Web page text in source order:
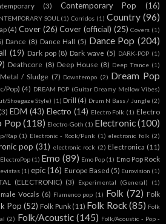
(3) Contemporary Pop
(16)
SOUL (1) Corridos (1) Country (96)
(4) Cover (26) Cover (official) (25) Covers (1)
Dance (8) Dance Hall (5) Dance Pop (204)
(19) Dark pop (8) Dark wave (5) DARK-POP (1)
Deathcore (8) Deep House (8) Deep Trance (1)
/ Sludge (7) Downtempo (2) Dream Pop
Pop) (4) DREAM POP (Guitar Dreamy Mellow Vibes)
Shoegaze Style) (1) Drill (4) Drum N Bass / Jungle (2)
(3) EDM (43) Electro (14) Electro Folk (1) Electro
Pop (118) Electro-Goth (1) Electronic(100)
Rap (1) Electronic - Rock/Punk (1) electronic folk (2)
pop (31) electronic rock (2) Electronica (11)
ElectroPop (1) Emo (89) Emo Pop (1) Emo Pop Rock
(1) epic (16) Europe Based (5) Eurovision (1)
(ELECTRONIC) (3) Experimental (General) (1)
Vocals (6) Flamenco pop (1) Folk (72) Folk
Pop (52) Folk Punk (11) Folk Rock (85) Folk
(2) Folk/Acoustic (145) Folk/Acoustic - Pop -